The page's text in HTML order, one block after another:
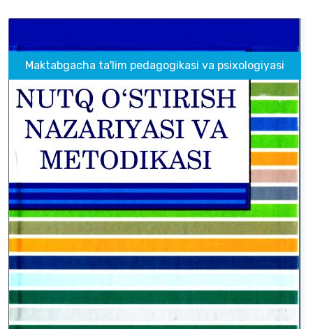
Maktabgacha ta'lim pedagogikasi va psixologiyasi